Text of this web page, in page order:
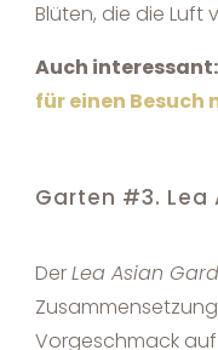
Blüten, die die Luft
Auch interessant:
für einen Besuch
Garten #3. Lea
DerLea Asian
Vorgeschmack auf